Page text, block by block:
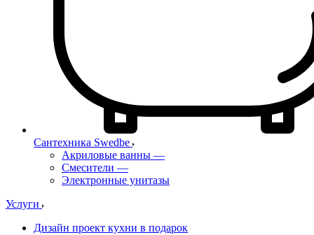
Сантехника Swedbe
Акриловые ванны —
Смесители —
Электронные унитазы
Услуги
Дизайн проект кухни в подарок